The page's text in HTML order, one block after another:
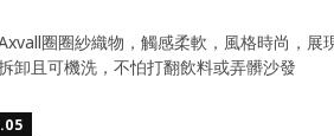
圈圈紗織物，觸感柔軟，風格時尚，展
卸且可機洗，不怕打翻飲料或弄髒沙發